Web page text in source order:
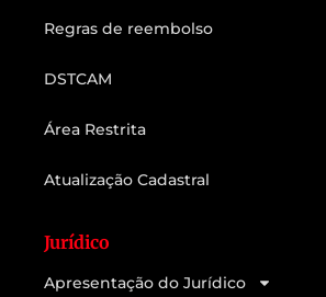
Regras de reembolso
DSTCAM
Área Restrita
Atualização Cadastral
Jurídico
Apresentação do Jurídico